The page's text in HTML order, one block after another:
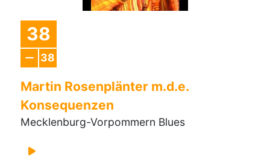
38
38
Martin Rosenplänter m.d.e.
Konsequenzen
Mecklenburg-Vorpommern Blues